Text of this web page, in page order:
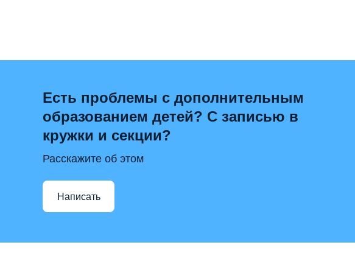
Есть проблемы с дополнительным
образованием детей? С записью в
кружки и секции?
Расскажите об этом
Написать